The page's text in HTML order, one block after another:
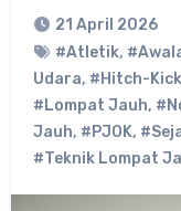
21 April 2026
#Atletik,
Udara, #Hitch-Kick
#Lompat Jauh,
Jauh, #PJOK,
#Teknik Lompat